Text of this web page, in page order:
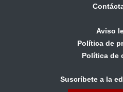
Aviso
Política de
Política de
Suscríbete a la